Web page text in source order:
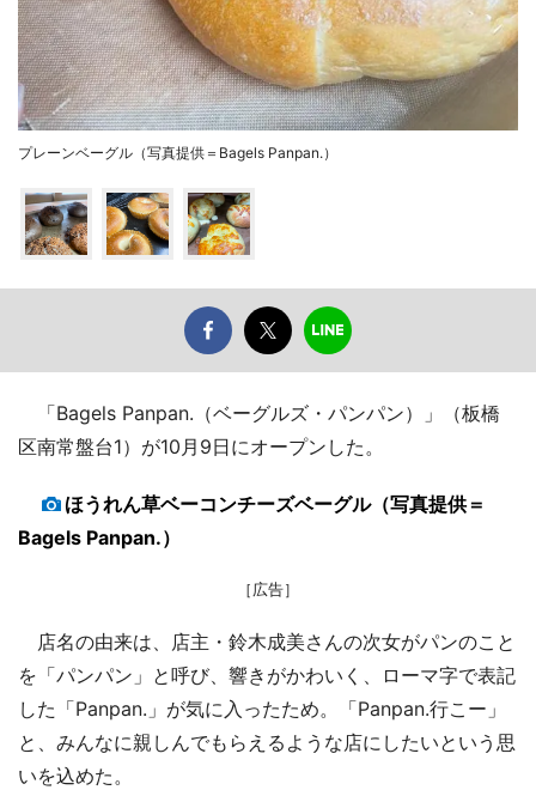
プレーンベーグル（写真提供＝Bagels Panpan.）
「Bagels Panpan.（ベーグルズ・パンパン）」（板橋
区南常盤台1）が10月9日にオープンした。
ほうれん草ベーコンチーズベーグル（写真提供＝
Bagels Panpan.）
［広告］
店名の由来は、店主・鈴木成美さんの次女がパンのこと
を「パンパン」と呼び、響きがかわいく、ローマ字で表記
した「Panpan.」が気に入ったため。「Panpan.行こー」
と、みんなに親しんでもらえるような店にしたいという思
いを込めた。